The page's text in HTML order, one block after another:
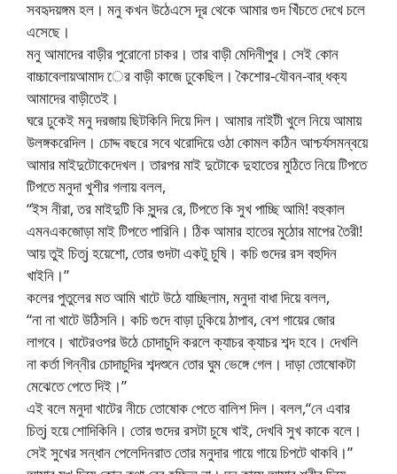
সবহৃদয়ঙ্গম হল। মনু কখন উঠেএসে দূর থেকে আমার গুদ খিঁচতে দেখে চলে
এসেছে।
মনু আমাদের বাড়ীর পুরোনো চাকর। তার বাড়ী মেদিনীপুর। সেই কোন
বাচ্চাবেলায়আমাদ ­ের বাড়ী কাজে ঢুকেছিল। কৈশোর-যৌবন-বার্ ­ধক্য
আমাদের বাড়ীতেই।
ঘরে ঢুকেই মনু দরজায় ছিটকিনি দিয়ে দিল। আমার নাইটী খুলে নিয়ে আমায়
উলঙ্গকরেদিল। চোদ্দ বছরে সবে থরোদিয়ে ওঠা কোমল কঠিন আশ্চর্যসমন্বয়ে
আমার মাইদুটোকেদেখল। তারপর মাই দুটোকে দুহাতের মুঠিতে নিয়ে টিপতে
টিপতে মনুদা খুশীর গলায় বলল,
“ইস নীরা, তর মাইদুটি কি সুন্দর রে, টিপতে কি সুখ পাচ্ছি আমি! বহুকাল
এমনএকজোড়া মাই টিপতে পারিনি। ঠিক আমার হাতের মুঠোর মাপের তৈরী!
আয় তুই চিত্j হয়েশো, তোর গুদটা একটু চুষি। কচি গুদের রস বহুদিন
খাইনি।”
কলের পুতুলের মত আমি খাটে উঠে যাচ্ছিলাম, মনুদা বাধা দিয়ে বলল,
“না না খাটে উঠিসনি। কচি গুদে বাড়া ঢুকিয়ে ঠাপাব, বেশ গায়ের জোর
লাগবে। খাটেরওপর উঠে চোদাচুদি করলে ক্যাচর ক্যাচর শব্দ হবে। দেখলি
না কর্তা গিন্নীর চোদাচুদির শব্দশুনে তোর ঘুম ভেঙ্গে গেল। দাড়া তোষোকটা
মেঝেতে পেতে দিই।”
এই বলে মনুদা খাটের নীচে তোষোক পেতে বালিশ দিল। বলল,“নে এবার
চিত্j হয়ে শোদিকিনি। তোর গুদের রসটা চুষে খাই, দেখবি সুখ কাকে বলে।
সেই সুখের সন্ধান পেলেদিনরাত তোর মনুদার গায়ে গায়ে চিপটে থাকবি।”